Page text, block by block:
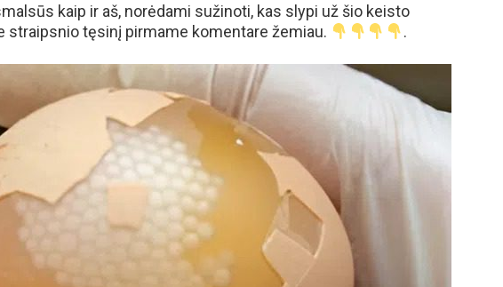
kaip ir aš, norėdami sužinoti, kas slypi už šio keisto
straipsnio tęsinį pirmame komentare žemiau.
.